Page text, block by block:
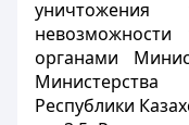
невозможности
органами
Республики